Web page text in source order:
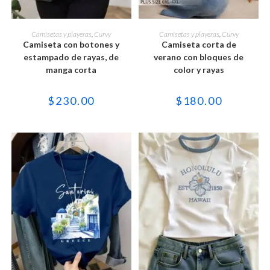
SELECCIONAR OPCIONES
Este
producto
tiene
múltiples
variantes.
opciones
elegir
en
de
producto
Camisetas y playeras Curvy
Camiseta con botones y
estampado de rayas, de
manga corta
$230.00
SELECCIONAR OPCIONES
Este
producto
tiene
múltiples
variantes.
opciones
elegir
en
de
producto
Camisetas y playeras Curvy
Camiseta corta de
verano con bloques de
color y rayas
$ 180.00